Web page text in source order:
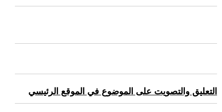
التعليق والتصويت على الموضوع في الموقع الرئيسي